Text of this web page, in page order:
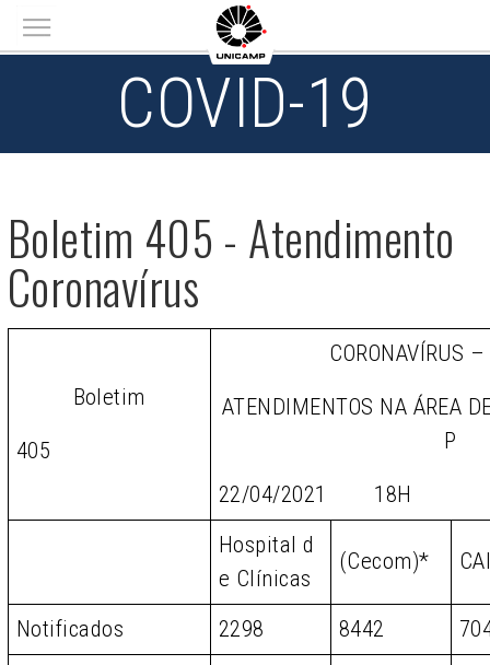
Main menu
COVID-19
Boletim 405 - Atendimento
Coronavírus
Boletim
405
CORONAVÍRUS
ATENDIMENTOS NA ÁREA
P
22/04/2021 18H
Hospital d
e Clínicas
(Cecom)*
Notificados 2298 8442